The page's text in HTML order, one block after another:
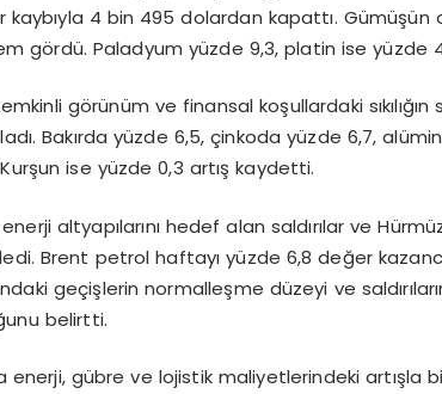
kaybıyla 4 bin 495 dolardan kapattı. Gümüşün
gördü. Paladyum yüzde 9,3, platin ise yüzde
görünüm ve finansal koşullardaki
Bakırda yüzde 6,5, çinkoda yüzde 6,7,
ise yüzde 0,3 artış kaydetti.
altyapılarını hedef alan saldırılar ve
Brent petrol haftayı yüzde 6,8 değer
geçişlerin normalleşme düzeyi ve
belirtti.
enerji, gübre ve lojistik maliyetlerindeki artışla